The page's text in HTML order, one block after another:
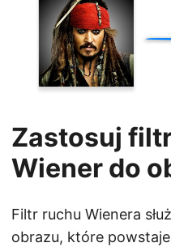
Zastosuj
Wiener do
Filtr ruchu Wienera
obrazu, które